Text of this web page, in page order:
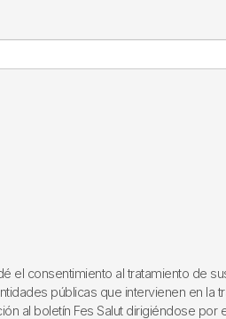
el consentimiento al tratamiento de
públicas que intervienen en
al boletín Fes Salut dirigiéndose por